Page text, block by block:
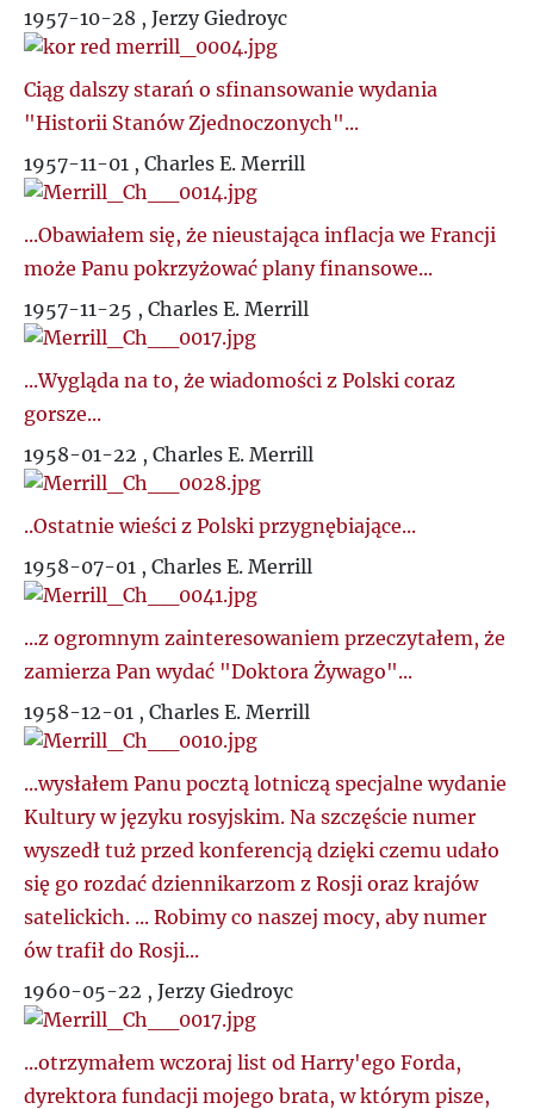
1957-10-28 , Jerzy Giedroyc
Ciąg dalszy starań o sfinansowanie wydania
"Historii Stanów Zjednoczonych"...
1957-11-01 , Charles E. Merrill
...Obawiałem się, że nieustająca inflacja we Francji
może Panu pokrzyżować plany finansowe...
1957-11-25 , Charles E. Merrill
...Wygląda na to, że wiadomości z Polski coraz
gorsze...
1958-01-22 , Charles E. Merrill
..Ostatnie wieści z Polski przygnębiające...
1958-07-01 , Charles E. Merrill
...z ogromnym zainteresowaniem przeczytałem, że
zamierza Pan wydać "Doktora Żywago"...
1958-12-01 , Charles E. Merrill
...wysłałem Panu pocztą lotniczą specjalne wydanie
Kultury w języku rosyjskim. Na szczęście numer
wyszedł tuż przed konferencją dzięki czemu udało
się go rozdać dziennikarzom z Rosji oraz krajów
satelickich. ... Robimy co naszej mocy, aby numer
ów trafił do Rosji...
1960-05-22 , Jerzy Giedroyc
...otrzymałem wczoraj list od Harry'ego Forda,
dyrektora fundacji mojego brata, w którym pisze,